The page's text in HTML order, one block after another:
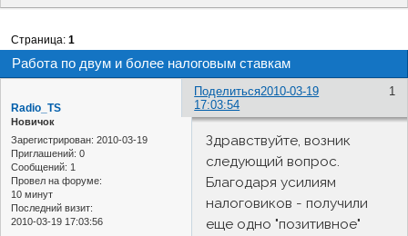
Работа по двум и более налоговым ставкам
Страница:1
Поделиться 1
2010-03-19
17:03:54
Radio_TS
Новичок
Зарегистрирован: 2010-03-19
Приглашений: 0
Сообщений: 1
Провел на форуме:
10 минут
Последний визит:
2010-03-19 17:03:56
Здравствуйте, возник
следующий вопрос.
Благодаря усилиям
налоговиков - получили
еще одно "позитивное"